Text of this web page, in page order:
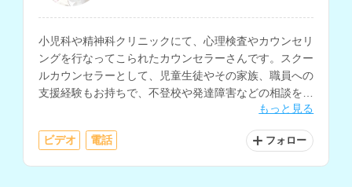
小児科や精神科クリニックにて、心理検査やカウンセリ
ングを行なってこられたカウンセラーさんです。スクー
ルカウンセラーとして、児童生徒やその家族、職員への
支援経験もお持ちで、不登校や発達障害などの相談を得
もっと見る
ビデオ 電話 フォロー